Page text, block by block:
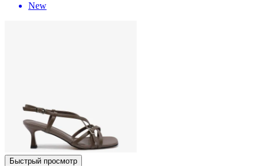
New
Быстрый просмотр